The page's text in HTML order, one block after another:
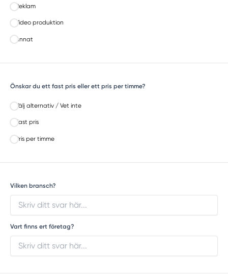
Reklam
Video produktion
Annat
Önskar du ett fast pris eller ett pris per timme?
Välj alternativ / Vet inte
Fast pris
Pris per timme
Vilken bransch?
Vart finns ert företag?